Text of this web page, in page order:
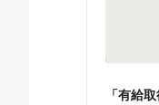
「有給